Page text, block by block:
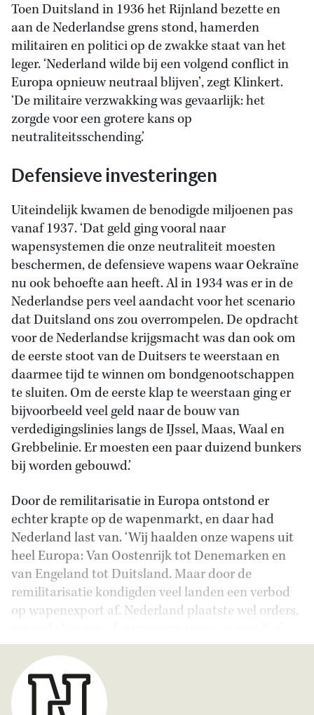
Toen Duitsland in 1936 het Rijnland bezette en
aan de Nederlandse grens stond, hamerden
militairen en politici op de zwakke staat van het
leger. ‘Nederland wilde bij een volgend conflict in
Europa opnieuw neutraal blijven’, zegt Klinkert.
‘De militaire verzwakking was gevaarlijk: het
zorgde voor een grotere kans op
neutraliteitsschending.’
Defensieve investeringen
Uiteindelijk kwamen de benodigde miljoenen pas
vanaf 1937. ‘Dat geld ging vooral naar
wapensystemen die onze neutraliteit moesten
beschermen, de defensieve wapens waar Oekraïne
nu ook behoefte aan heeft. Al in 1934 was er in de
Nederlandse pers veel aandacht voor het scenario
dat Duitsland ons zou overrompelen. De opdracht
voor de Nederlandse krijgsmacht was dan ook om
de eerste stoot van de Duitsers te weerstaan en
daarmee tijd te winnen om bondgenootschappen
te sluiten. Om de eerste klap te weerstaan ging er
bijvoorbeeld veel geld naar de bouw van
verdedigingslinies langs de IJssel, Maas, Waal en
Grebbelinie. Er moesten een paar duizend bunkers
bij worden gebouwd.’
Door de remilitarisatie in Europa ontstond er
echter krapte op de wapenmarkt, en daar had
Nederland last van. ‘Wij haalden onze wapens uit
heel Europa: Van Oostenrijk tot Denemarken en
van Engeland tot Duitsland. Maar door de
remilitarisatie kondigden veel landen een verbod
op wapenexport af. Nederland plaatste wel orders,